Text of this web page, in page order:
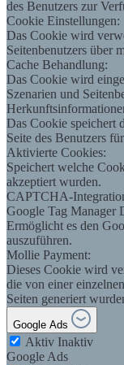
des Benutzers zur
Cookie Einstellungen:
Das Cookie wird
Seitenbenutzers über
Cache Behandlung:
Das Cookie wird
Szenarien und
Das Cookie speichert
Seite des Benutzers
Aktivierte Cookies:
Speichert welche
akzeptiert wurden.
CAPTCHA-
Google Tag Manager
Ermöglicht es den
auszuführen.
Mollie Payment:
Dieses Cookie wird
die von einer
Seiten generiert
Google Ads
Aktiv Inaktiv
Google Ads